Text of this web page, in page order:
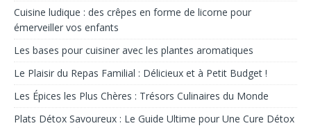
Cuisine ludique : des crêpes en forme de licorne pour
émerveiller vos enfants
Les bases pour cuisiner avec les plantes aromatiques
Le Plaisir du Repas Familial : Délicieux et à Petit Budget !
Les Épices les Plus Chères : Trésors Culinaires du Monde
Plats Détox Savoureux : Le Guide Ultime pour Une Cure Détox